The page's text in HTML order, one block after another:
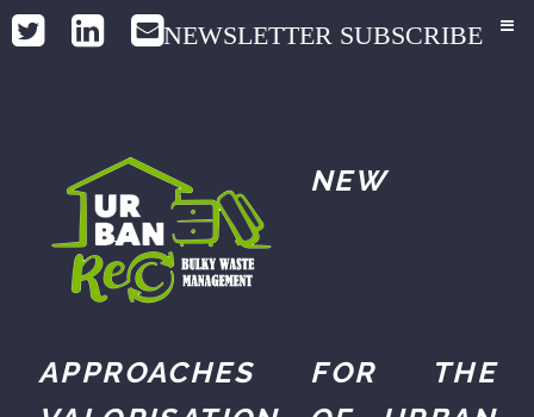
NEWSLETTER SUBSCRIBE
NEW
APPROACHES FOR THE